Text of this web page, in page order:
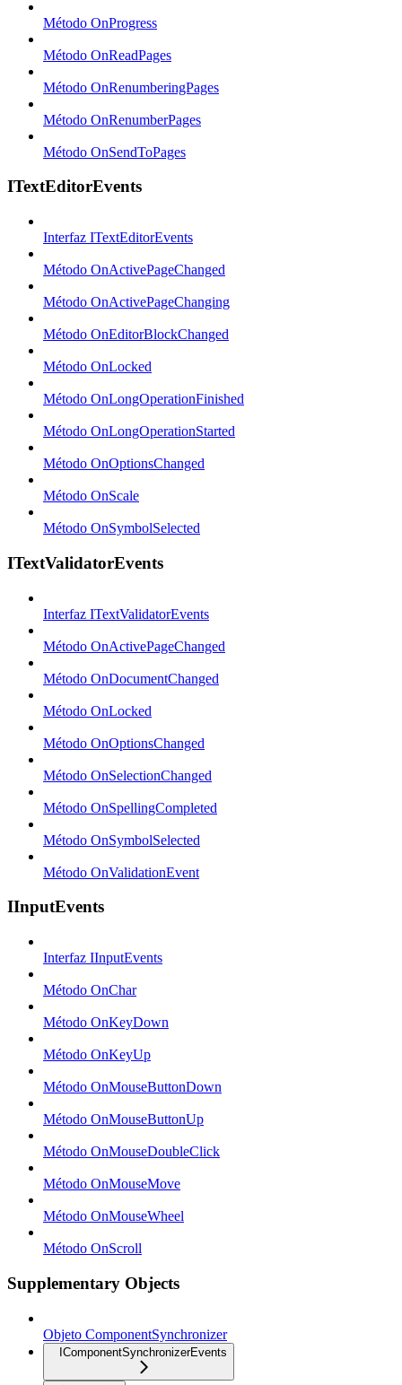
Método OnProgress
Método OnReadPages
Método OnRenumberingPages
Método OnRenumberPages
Método OnSendToPages
ITextEditorEvents
Interfaz ITextEditorEvents
Método OnActivePageChanged
Método OnActivePageChanging
Método OnEditorBlockChanged
Método OnLocked
Método OnLongOperationFinished
Método OnLongOperationStarted
Método OnOptionsChanged
Método OnScale
Método OnSymbolSelected
ITextValidatorEvents
Interfaz ITextValidatorEvents
Método OnActivePageChanged
Método OnDocumentChanged
Método OnLocked
Método OnOptionsChanged
Método OnSelectionChanged
Método OnSpellingCompleted
Método OnSymbolSelected
Método OnValidationEvent
IInputEvents
Interfaz IInputEvents
Método OnChar
Método OnKeyDown
Método OnKeyUp
Método OnMouseButtonDown
Método OnMouseButtonUp
Método OnMouseDoubleClick
Método OnMouseMove
Método OnMouseWheel
Método OnScroll
Supplementary Objects
Objeto ComponentSynchronizer
IComponentSynchronizerEvents